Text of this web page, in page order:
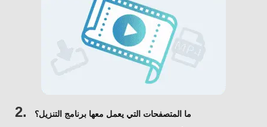
2.
ما المتصفحات التي يعمل معها برنامج التنزيل؟